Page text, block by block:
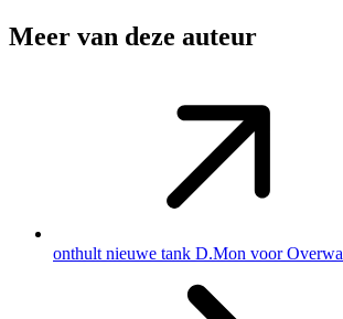
Meer van deze auteur
onthult nieuwe tank D.Mon voor